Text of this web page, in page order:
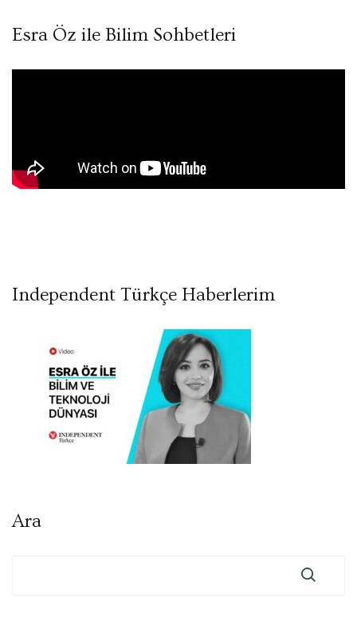
Esra Öz ile Bilim Sohbetleri
Independent Türkçe Haberlerim
Ara